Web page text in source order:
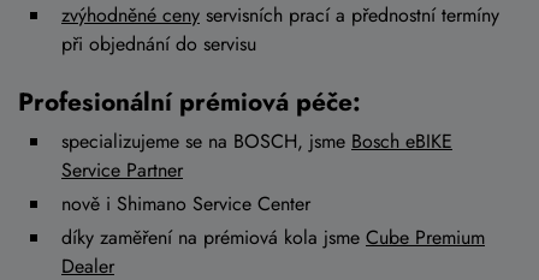
zvýhodněné ceny servisních prací a přednostní termíny
při objednání do servisu
Profesionální prémiová péče:
specializujeme se na BOSCH, jsme Bosch eBIKE
Service Partner
nově i Shimano Service Center
díky zaměření na prémiová kola jsme Cube Premium
Dealer